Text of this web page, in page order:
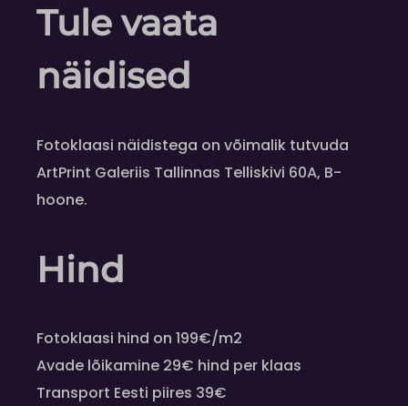
Tule vaata
näidised
Fotoklaasi näidistega on võimalik tutvuda
ArtPrint Galeriis Tallinnas Telliskivi 60A, B-
hoone.
Hind
Fotoklaasi hind on 199€/m2
Avade lõikamine 29€ hind per klaas
Transport Eesti piires 39€